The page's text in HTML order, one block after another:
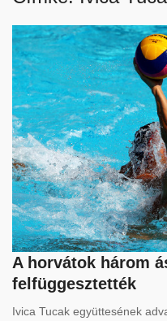
A horvátok három
felfüggesztették
Ivica Tucak együttesének